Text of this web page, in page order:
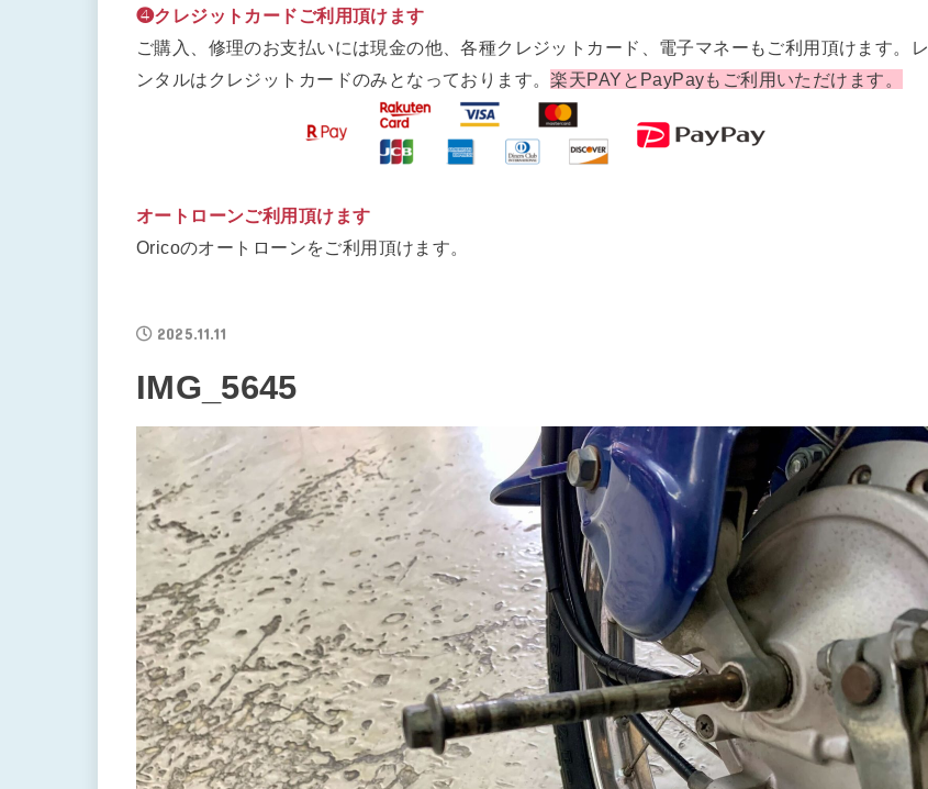
❹クレジットカードご利用頂けます
ご購入、修理のお支払いには現金の他、各種クレジットカード、電子マネーもご利用頂けます。レ
ンタルはクレジットカードのみとなっております。楽天PAYとPayPayもご利用いただけます。
オートローンご利用頂けます
Oricoのオートローンをご利用頂けます。
2025.11.11
IMG_5645